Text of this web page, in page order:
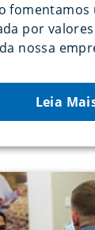
por
nossa
Leia